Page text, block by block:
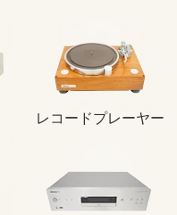
レコードプレーヤー